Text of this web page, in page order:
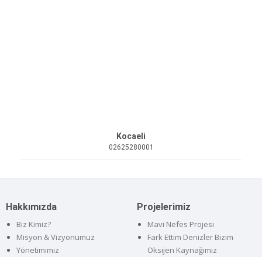
Kocaeli
02625280001
Hakkımızda
Biz Kimiz?
Misyon & Vizyonumuz
Yönetimimiz
Projelerimiz
Mavi Nefes Projesi
Fark Ettim Denizler Bizim
Oksijen Kaynağımız